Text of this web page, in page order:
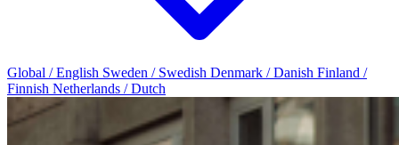
Global / English Sweden / Swedish Denmark / Danish Finland /
Finnish Netherlands / Dutch